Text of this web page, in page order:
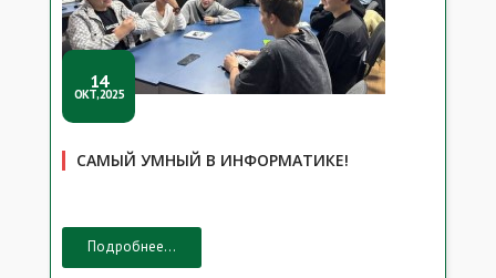
14
ОКТ,2025
САМЫЙ УМНЫЙ В ИНФОРМАТИКЕ!
Подробнее...